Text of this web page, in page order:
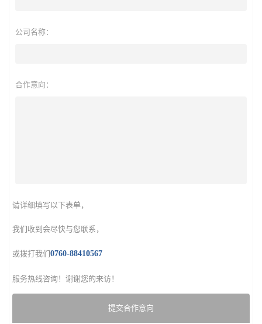
公司名称：
合作意向：
请详细填写以下表单，
我们收到会尽快与您联系，
或拨打我们0760-88410567
服务热线咨询！谢谢您的来访！
提交合作意向